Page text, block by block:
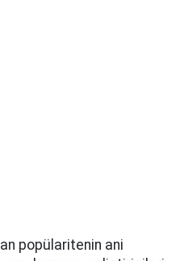
popülaritenin ani